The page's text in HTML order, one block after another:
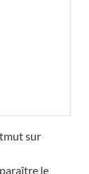
sur
le